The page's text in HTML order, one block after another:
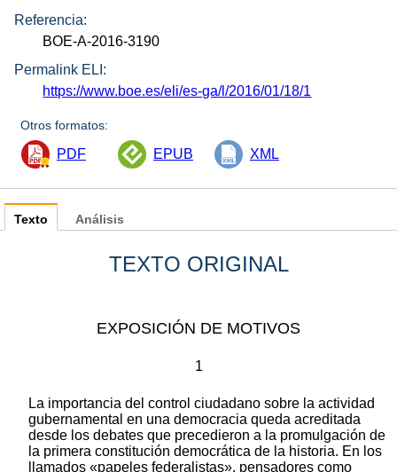
Referencia:
BOE-A-2016-3190
Permalink ELI:
https://www.boe.es/eli/es-ga/l/2016/01/18/1
Otros formatos:
PDF EPUB XML
Texto
TEXTO ORIGINAL
EXPOSICIÓN DE MOTIVOS
1
La importancia del control ciudadano sobre la actividad
gubernamental en una democracia queda acreditada
desde los debates que precedieron a la promulgación de
la primera constitución democrática de la historia. En los
llamados «papeles federalistas», pensadores como
Análisis